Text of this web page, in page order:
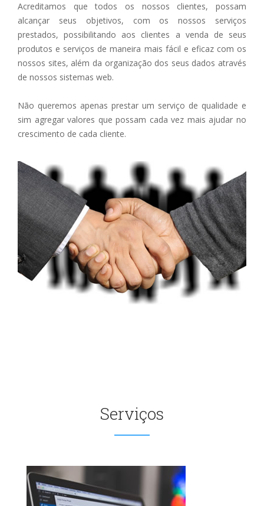
Acreditamos que todos os nossos clientes, possam
alcançar seus objetivos, com os nossos serviços
prestados, possibilitando aos clientes a venda de seus
produtos e serviços de maneira mais fácil e eficaz com os
nossos sites, além da organização dos seus dados através
de nossos sistemas web.
Não queremos apenas prestar um serviço de qualidade e
sim agregar valores que possam cada vez mais ajudar no
crescimento de cada cliente.
Serviços